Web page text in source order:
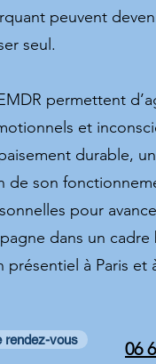
peuvent
seul.
permettent
et
durable,
de son
pour
dans un
à Paris et
rendez-vous 06